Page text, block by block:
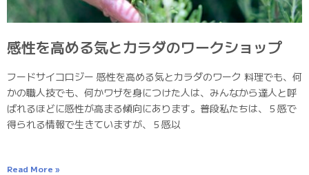
感性を高める気とカラダのワークショップ
フードサイコロジー 感性を高める気とカラダのワーク 料理でも、何
かの職人技でも、何かワザを身につけた人は、みんなから達人と呼
ばれるほどに感性が高まる傾向にあります。普段私たちは、５感で
得られる情報で生きていますが、５感以
Read More »